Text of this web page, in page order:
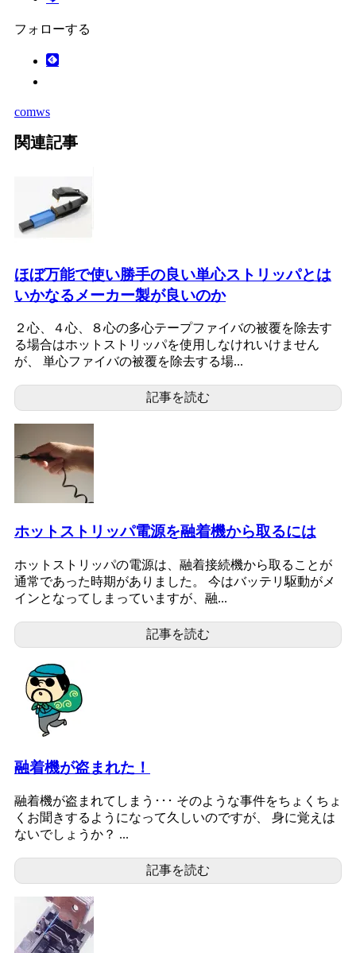
フォローする
comws
関連記事
ほぼ万能で使い勝手の良い単心ストリッパとは
いかなるメーカー製が良いのか
２心、４心、８心の多心テープファイバの被覆を除去す
る場合はホットストリッパを使用しなけれいけません
が、 単心ファイバの被覆を除去する場...
記事を読む
ホットストリッパ電源を融着機から取るには
ホットストリッパの電源は、融着接続機から取ることが
通常であった時期がありました。 今はバッテリ駆動がメ
インとなってしまっていますが、融...
記事を読む
融着機が盗まれた！
融着機が盗まれてしまう･･･ そのような事件をちょくちょ
くお聞きするようになって久しいのですが、 身に覚えは
ないでしょうか？ ...
記事を読む